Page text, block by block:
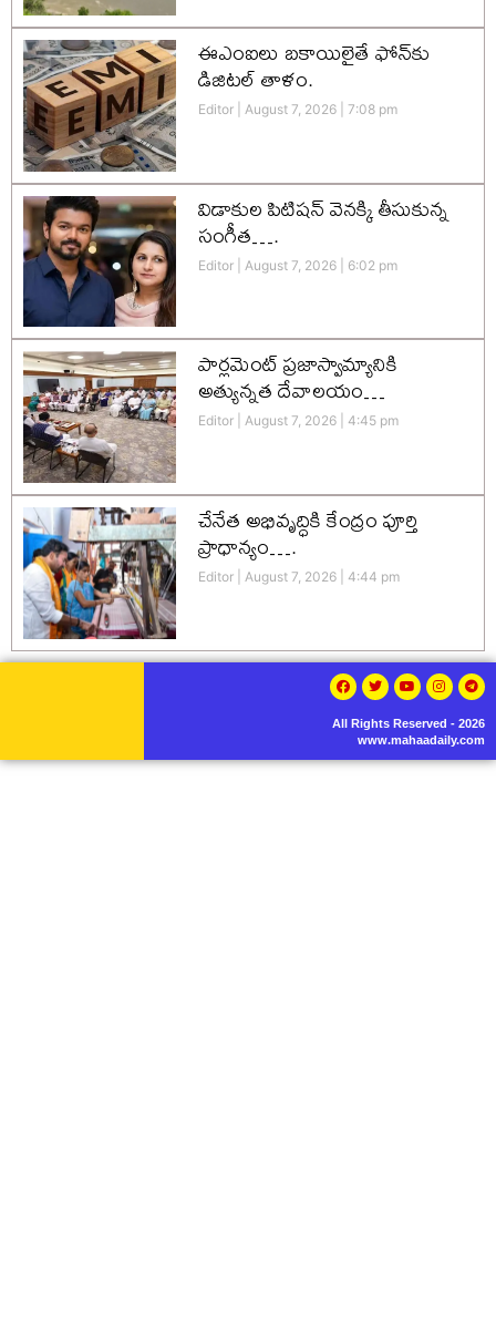
ఈఎంఐలు బకాయిలైతే ఫోన్‌కు
డిజిటల్ తాళం.
Editor August 7, 2026 7:08 pm
విడాకుల పిటిషన్ వెనక్కి తీసుకున్న
సంగీత….
Editor August 7, 2026 6:02 pm
పార్లమెంట్ ప్రజాస్వామ్యానికి
అత్యున్నత దేవాలయం…
Editor August 7, 2026 4:45 pm
చేనేత అభివృద్ధికి కేంద్రం పూర్తి
ప్రాధాన్యం….
Editor August 7, 2026 4:44 pm
All Rights Reserved - 2026
www.mahaadaily.com